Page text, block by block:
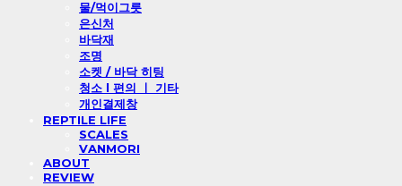
물/먹이그릇
은신처
바닥재
조명
소켓 / 바닥 히팅
청소 l 편의 ㅣ 기타
개인결제창
REPTILE LIFE
SCALES
VANMORI
ABOUT
REVIEW